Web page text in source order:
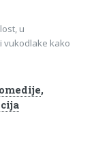
u
vukodlake kako
,